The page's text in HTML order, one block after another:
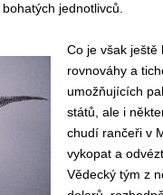
jednotlivců.
Co je však
rovnováhy a
umožňujících
států, ale i
chudí rančeři v
vykopat a
Vědecký tým z